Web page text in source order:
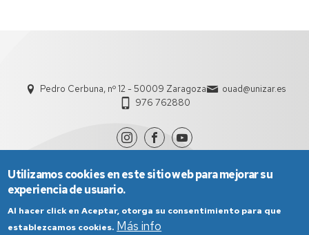
Pedro Cerbuna, nº 12 - 50009 Zaragoza
ouad@unizar.es
976 762880
Utilizamos cookies en este sitio web para mejorar su
experiencia de usuario.
Al hacer click en Aceptar, otorga su consentimiento para que
establezcamos cookies. Más info